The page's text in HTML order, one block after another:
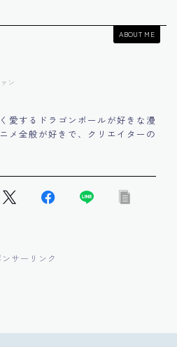
ABOUT ME
ン
愛するドラゴンボールが好きな漫
メ全般が好きで、クリエイターの
ンサーリンク